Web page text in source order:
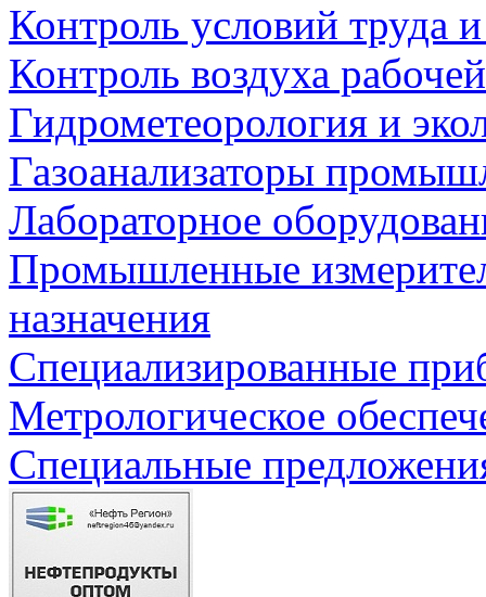
Контроль условий труда
Контроль воздуха
Гидрометеорология и
Газоанализаторы
Лабораторное
Промышленные
назначения
Специализированные
Метрологическое
Специальные